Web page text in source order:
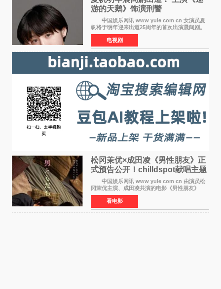
游的天鹅》饰演刑警
中国娱乐网讯 www yule com cn 女演员夏
帆将于明年迎来出道25周年的首次出演晨间剧。
NHK于8月4日宣布她将出演明年（2027年度）上
半期的晨间剧《巡游的天鹅》，饰演与女主角森
田望智饰演的生
电视剧
松冈茉优×成田凌《男性朋友》正
式预告公开！chilldspot献唱主题
中国娱乐网讯 www yule com cn 由演员松
冈茉优主演、成田凌共演的电影《男性朋友》
（三岛有纪子执导，11月6日上映）于8月5日公开
正式视觉图与正式预告片。同时，三人乐队
chilldspot为该片创
看电影